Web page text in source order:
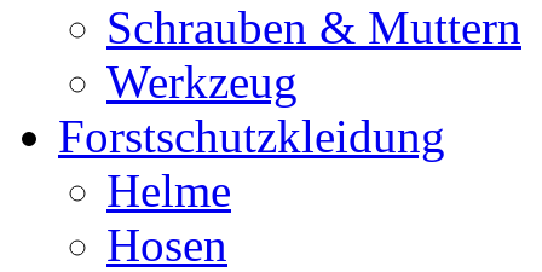
Schrauben & Muttern
Werkzeug
Forstschutzkleidung
Helme
Hosen